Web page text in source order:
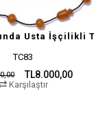
TC83
TL8.000,00
Karşılaştır